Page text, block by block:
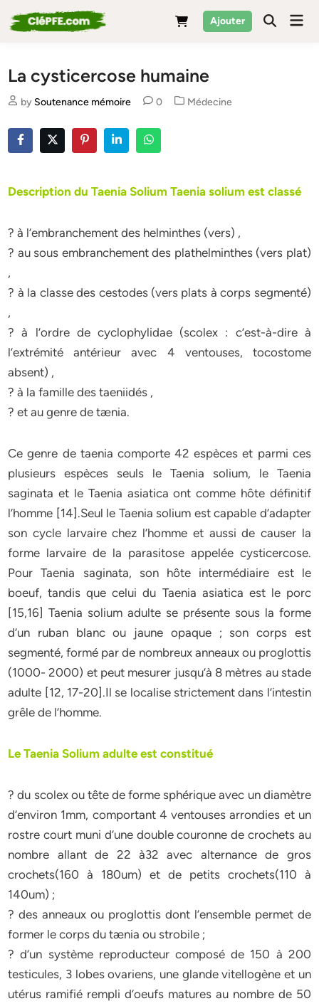
to
Ajouter
La cysticercose humaine
by Soutenance mémoire 0
Posted
Médecine
Description du Taenia Solium Taenia solium est classé
? à l’embranchement des helminthes (vers) ,
? au sous embranchement des plathelminthes (vers plat)
,
? à la classe des cestodes (vers plats à corps segmenté)
,
? à l’ordre de cyclophylidae (scolex : c’est-à-dire à
l’extrémité antérieur avec 4 ventouses, tocostome
absent) ,
? à la famille des taeniidés ,
? et au genre de tænia.
Ce genre de taenia comporte 42 espèces et parmi ces
plusieurs espèces seuls le Taenia solium, le Taenia
saginata et le Taenia asiatica ont comme hôte définitif
l’homme [14].Seul le Taenia solium est capable d’adapter
son cycle larvaire chez l’homme et aussi de causer la
forme larvaire de la parasitose appelée cysticercose.
Pour Taenia saginata, son hôte intermédiaire est le
boeuf, tandis que celui du Taenia asiatica est le porc
[15,16] Taenia solium adulte se présente sous la forme
d’un ruban blanc ou jaune opaque ; son corps est
segmenté, formé par de nombreux anneaux ou proglottis
(1000- 2000) et peut mesurer jusqu’à 8 mètres au stade
adulte [12, 17-20].Il se localise strictement dans l’intestin
grêle de l’homme.
Le Taenia Solium adulte est constitué
? du scolex ou tête de forme sphérique avec un diamètre
d’environ 1mm, comportant 4 ventouses arrondies et un
rostre court muni d’une double couronne de crochets au
nombre allant de 22 à32 avec alternance de gros
crochets(160 à 180um) et de petits crochets(110 à
140um) ;
? des anneaux ou proglottis dont l’ensemble permet de
former le corps du tænia ou strobile ;
? d’un système reproducteur composé de 150 à 200
testicules, 3 lobes ovariens, une glande vitellogène et un
utérus ramifié rempli d’oeufs matures au nombre de 50